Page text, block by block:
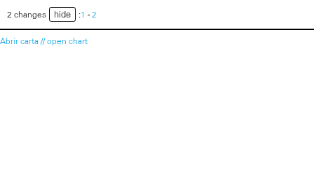
2 changes hide :1 -2
Abrir carta // open chart